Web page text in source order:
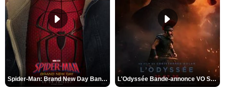
Spider-Man: Brand New Day Bande-annonce VO STFR L'Odyssée Bande-annonce VO STFR